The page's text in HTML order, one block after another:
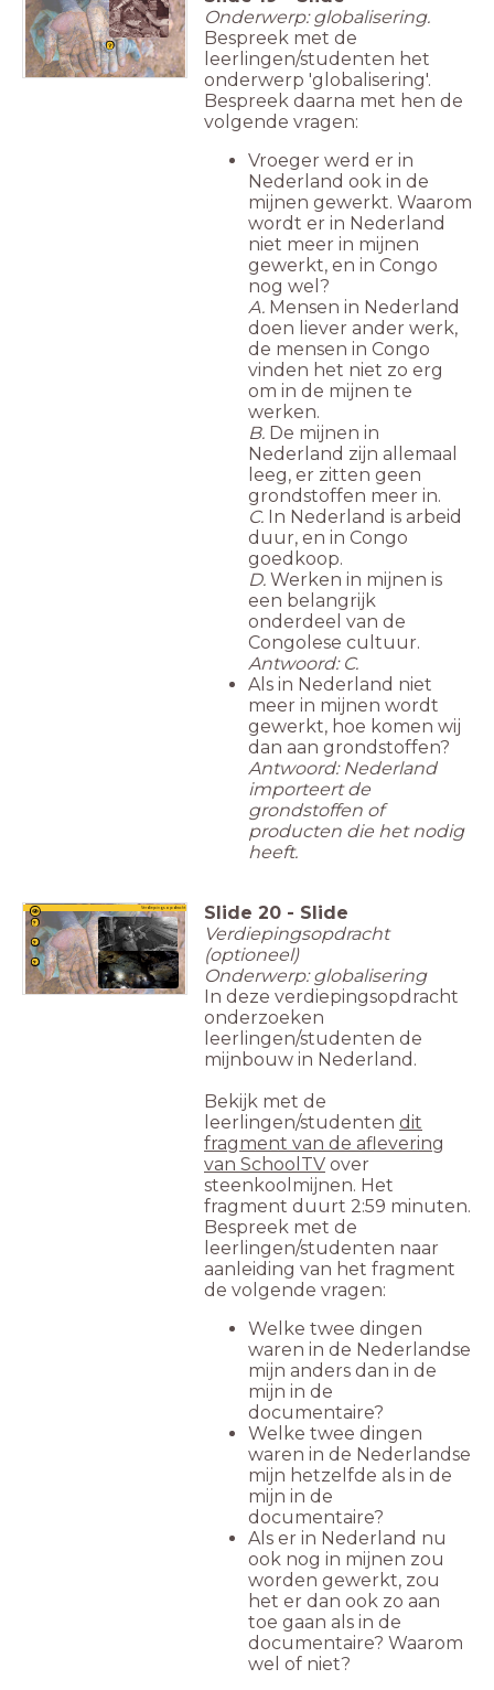
Onderwerp: globalisering.
Bespreek met de
leerlingen/studenten het
onderwerp 'globalisering'.
Bespreek daarna met hen de
volgende vragen:
Vroeger werd er in
Nederland ook in de
mijnen gewerkt. Waarom
wordt er in Nederland
niet meer in mijnen
gewerkt, en in Congo
nog wel?
A. Mensen in Nederland
doen liever ander werk,
de mensen in Congo
vinden het niet zo erg
om in de mijnen te
werken.
B. De mijnen in
Nederland zijn allemaal
leeg, er zitten geen
grondstoffen meer in.
C. In Nederland is arbeid
duur, en in Congo
goedkoop.
D. Werken in mijnen is
een belangrijk
onderdeel van de
Congolese cultuur.
Antwoord: C.
Als in Nederland niet
meer in mijnen wordt
gewerkt, hoe komen wij
dan aan grondstoffen?
Antwoord: Nederland
importeert de
grondstoffen of
producten die het nodig
heeft.
Verdiepingsopdracht Slide 20 - Slide
Verdiepingsopdracht
(optioneel)
Onderwerp: globalisering
In deze verdiepingsopdracht
onderzoeken
leerlingen/studenten de
mijnbouw in Nederland.
Bekijk met de
leerlingen/studenten dit
fragment van de aflevering
van SchoolTV over
steenkoolmijnen. Het
fragment duurt 2:59 minuten.
Bespreek met de
leerlingen/studenten naar
aanleiding van het fragment
de volgende vragen:
Welke twee dingen
waren in de Nederlandse
mijn anders dan in de
mijn in de
documentaire?
Welke twee dingen
waren in de Nederlandse
mijn hetzelfde als in de
mijn in de
documentaire?
Als er in Nederland nu
ook nog in mijnen zou
worden gewerkt, zou
het er dan ook zo aan
toe gaan als in de
documentaire? Waarom
wel of niet?